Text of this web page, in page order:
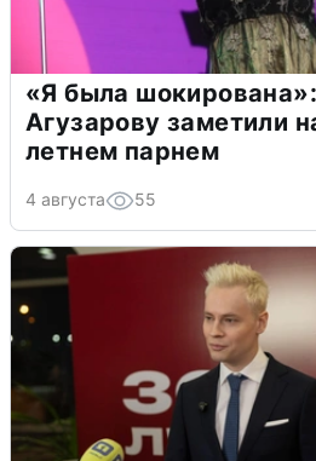
«Я была
Агузарову заметили
летнем парнем
4 августа 55